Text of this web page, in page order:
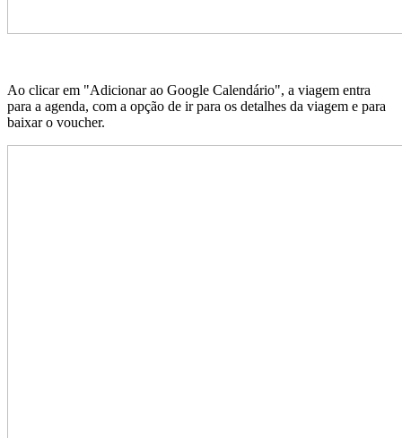
Ao clicar em "Adicionar ao Google Calendário", a viagem entra
para a agenda, com a opção de ir para os detalhes da viagem e para
baixar o voucher.